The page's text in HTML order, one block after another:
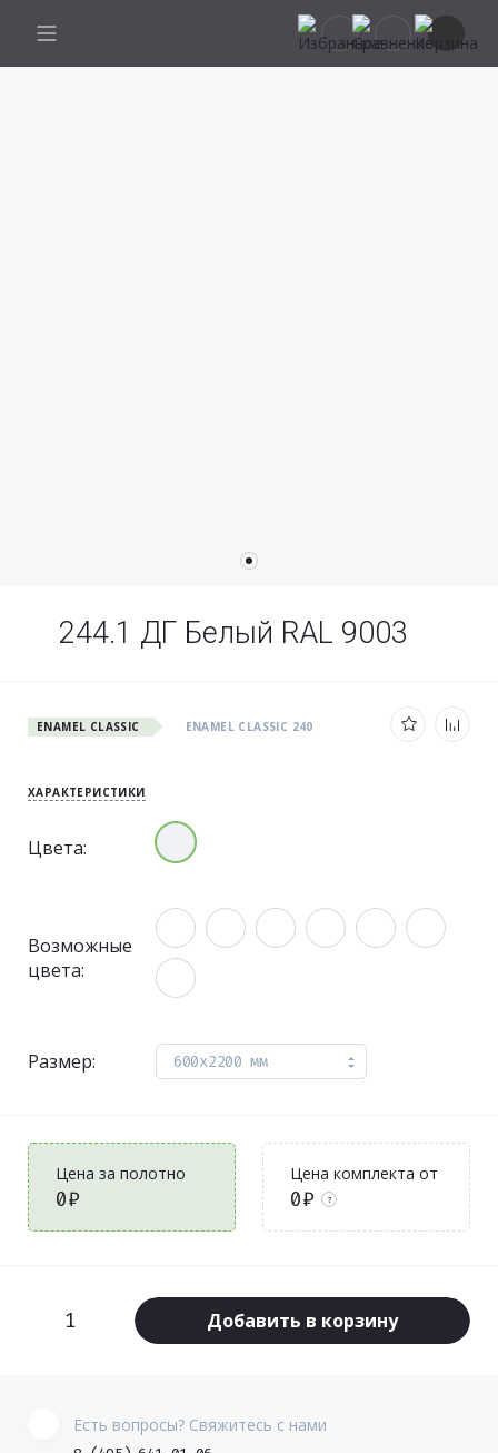
244.1 ДГ Белый RAL 9003
ENAMEL CLASSIC ENAMEL CLASSIC 240
ХАРАКТЕРИСТИКИ
Цвета:
Возможные
цвета:
Размер: 600x2200 мм
Цена за полотно
0₽
Цена комплекта от
0₽ ?
Добавить в корзину
Есть вопросы? Свяжитесь с нами